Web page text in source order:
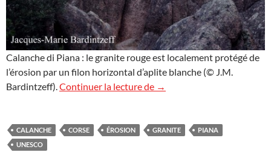
Calanche di Piana : le granite rouge est localement protégé de
l’érosion par un filon horizontal d’aplite blanche (© J.M.
Bardintzeff).Continuer la lecture de Calanche di Piana
→
CALANCHE CORSE ÉROSION GRANITE
PIANA
UNESCO